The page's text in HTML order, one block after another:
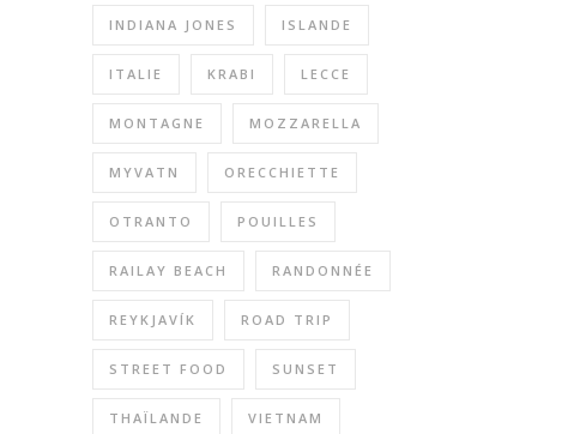
INDIANA JONES ISLANDE
ITALIE KRABI LECCE
MONTAGNE MOZZARELLA
MYVATN ORECCHIETTE
OTRANTO POUILLES
RAILAY BEACH RANDONNÉE
REYKJAVÍK ROAD TRIP
STREET FOOD SUNSET
THAÏLANDE VIETNAM